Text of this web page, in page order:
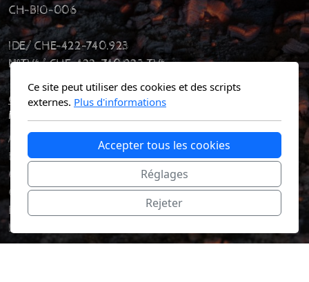
CH-BIO-006
IDE/ CHE-422-740.923
N°TVA/ CHE-422-740.923 TVA
Contact
Menu principal
Accueil
Histoire
Côté transformation
Côté agricole
Nos diffuseurs
Live
Ce site peut utiliser des cookies et des scripts
externes. Plus d'informations
Accepter tous les cookies
Réglages
Rejeter